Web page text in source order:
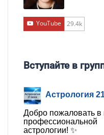
YouTube 29.4k
Вступайте в
Астрология
Добро пожаловать в
профессиональной
астрологии! ✨